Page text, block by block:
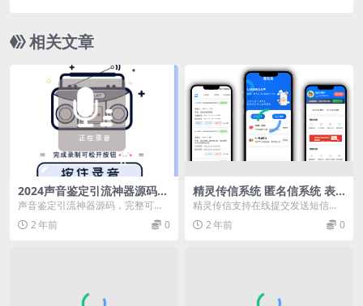
相关文章
2024声音鉴定引流神器源码，
完整可运转
声音鉴定引流神器源码，完整可运
转，调用 wx 录音，自动判断声音
属性，输出结果，...
2 年前 0
精灵传信系统 匿名信系统 表
白短信系统
精灵传信支持在线提交发送短信，
查看回复短信，在线购买额度，自
定义对接易支付，设置...
2 年前 0